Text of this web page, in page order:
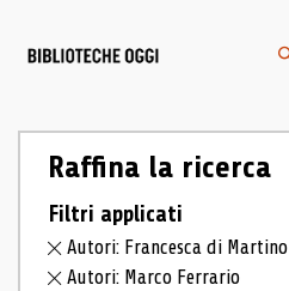
Raffina la ricerca
Filtri applicati
Autori: Francesca di Martino
Autori: Marco Ferrario